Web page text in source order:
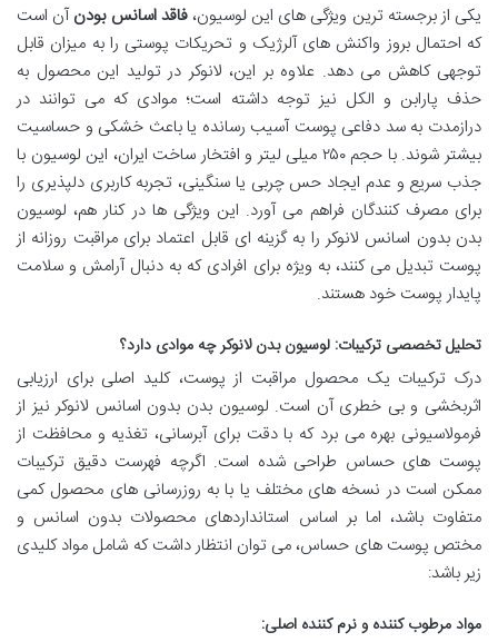
یکی از برجسته ترین ویژگی های این لوسیون،فاقد اسانس بودنآن است
که احتمال بروز واکنش های آلرژیک و تحریکات پوستی را به میزان قابل
توجهی کاهش می دهد. علاوه بر این، لانوکر در تولید این محصول به
حذف پارابن و الکل نیز توجه داشته است؛ موادی که می توانند در
درازمدت به سد دفاعی پوست آسیب رسانده یا باعث خشکی و حساسیت
بیشتر شوند. با حجم ۲۵۰ میلی لیتر و افتخار ساخت ایران، این لوسیون با
جذب سریع و عدم ایجاد حس چربی یا سنگینی، تجربه کاربری دلپذیری را
برای مصرف کنندگان فراهم می آورد. این ویژگی ها در کنار هم، لوسیون
بدن بدون اسانس لانوکر را به گزینه ای قابل اعتماد برای مراقبت روزانه از
پوست تبدیل می کنند، به ویژه برای افرادی که به دنبال آرامش و سلامت
پایدار پوست خود هستند.
تحلیل تخصصی ترکیبات: لوسیون بدن لانوکر چه موادی دارد؟
درک ترکیبات یک محصول مراقبت از پوست، کلید اصلی برای ارزیابی
اثربخشی و بی خطری آن است. لوسیون بدن بدون اسانس لانوکر نیز از
فرمولاسیونی بهره می برد که با دقت برای آبرسانی، تغذیه و محافظت از
پوست های حساس طراحی شده است. اگرچه فهرست دقیق ترکیبات
ممکن است در نسخه های مختلف یا با به روزرسانی های محصول کمی
متفاوت باشد، اما بر اساس استانداردهای محصولات بدون اسانس و
مختص پوست های حساس، می توان انتظار داشت که شامل مواد کلیدی
زیر باشد:
مواد مرطوب کننده و نرم کننده اصلی: